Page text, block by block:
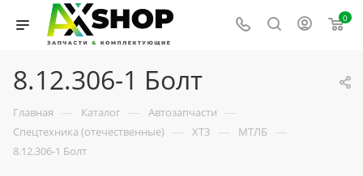
0
8.12.306-1 Болт
Главная — Каталог — Автозапчасти —
Спецтехника (отечественные) — ХТЗ — МТЛБ —
8.12.306-1 Болт